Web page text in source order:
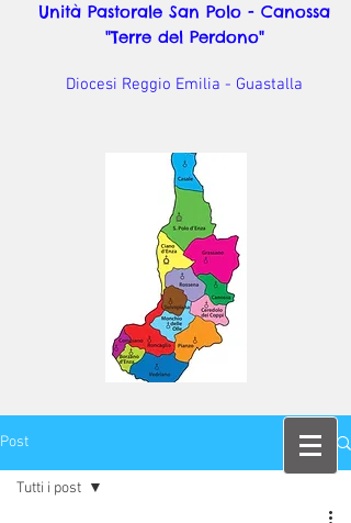
Unità Pastorale San Polo - Canossa
"Terre del Perdono"
Diocesi Reggio Emilia - Guastalla
Post
Tutti i post